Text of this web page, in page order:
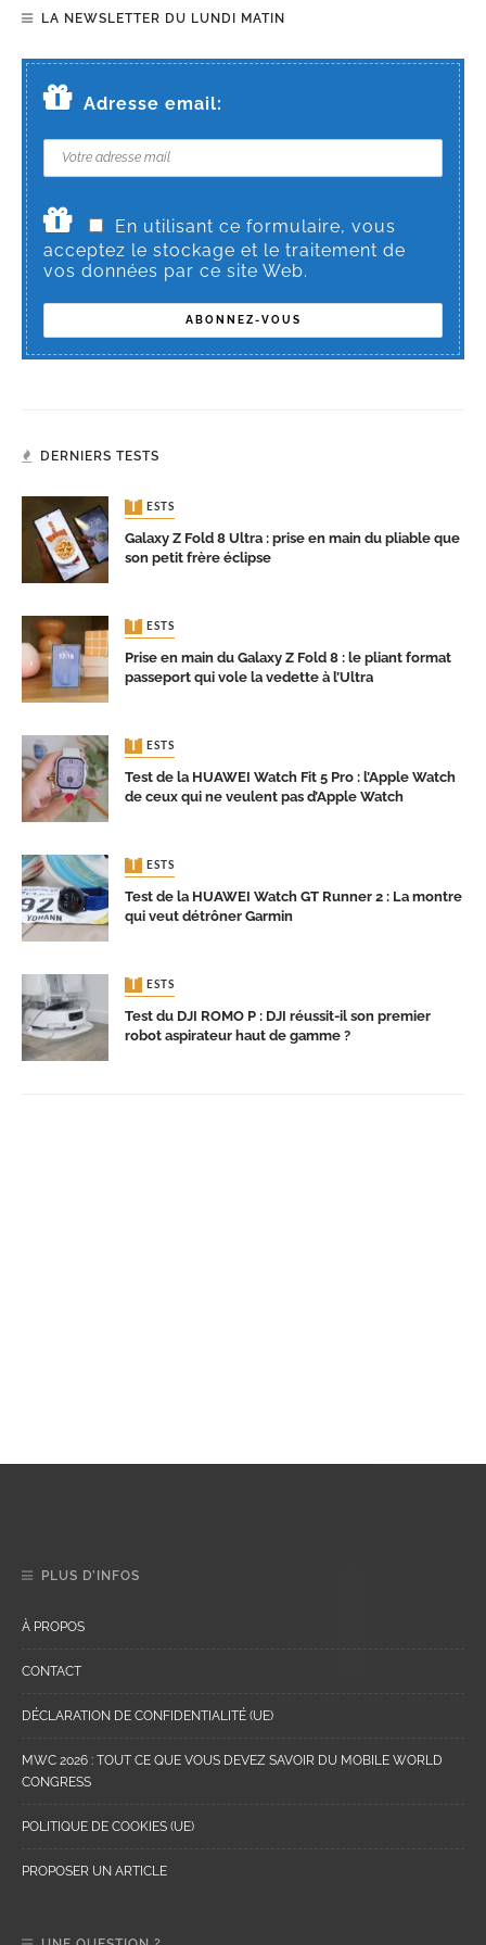
LA NEWSLETTER DU LUNDI MATIN
Adresse email:
En utilisant ce formulaire, vous
acceptez le stockage et le traitement de
vos données par ce site Web.
DERNIERS TESTS
TESTS
Galaxy Z Fold 8 Ultra : prise en main du pliable que
son petit frère éclipse
TESTS
Prise en main du Galaxy Z Fold 8 : le pliant format
passeport qui vole la vedette à l’Ultra
TESTS
Test de la HUAWEI Watch Fit 5 Pro : l’Apple Watch
de ceux qui ne veulent pas d’Apple Watch
TESTS
Test de la HUAWEI Watch GT Runner 2 : La montre
qui veut détrôner Garmin
TESTS
Test du DJI ROMO P : DJI réussit-il son premier
robot aspirateur haut de gamme ?
PLUS D’INFOS
À PROPOS
CONTACT
DÉCLARATION DE CONFIDENTIALITÉ (UE)
MWC 2026 : TOUT CE QUE VOUS DEVEZ SAVOIR DU MOBILE WORLD
CONGRESS
POLITIQUE DE COOKIES (UE)
PROPOSER UN ARTICLE